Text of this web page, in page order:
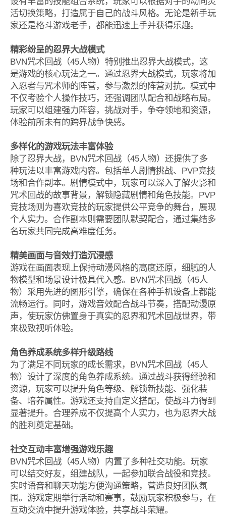
活切换策略，打造属于自己的战斗风格。无论是新手玩
家还是格斗游戏老手，都能迅速上手并获得乐趣。
精彩纷呈的忍界大战模式
BVN咒术回战（45人物）特别推出忍界大战模式，这
是游戏的核心玩法之一。通过忍界大战模式，玩家将加
入忍者与咒术师的阵营，参与激烈的阵营对抗。模式中
不仅考验个人操作技巧，还强调团队配合和战略布局。
玩家可以组建强力阵容，挑战对手，争夺领地和资源，
体验前所未有的跨界战争快感。
多样化的游戏玩法丰富体验
除了忍界大战，BVN咒术回战（45人物）还提供了多
种玩法以丰富游戏内容。包括单人剧情挑战、PVP竞技
场和合作副本。剧情模式中，玩家可以深入了解火影和
咒术回战的故事背景，解锁隐藏剧情和角色技能。PVP
竞技场则为喜欢竞技的玩家提供公平竞争的舞台，展现
个人实力。合作副本则需要团队默契配合，通过集结多
名玩家共同完成高难度任务。
精美画面与音效打造沉浸感
游戏在画面表现上保持动漫风格的高度还原，细腻的人
物模型和场景设计极具代入感。BVN咒术回战（45人
物）采用先进的图形引擎，确保在各种手机设备上都能
流畅运行。同时，游戏音效配合战斗节奏，搭配动漫原
声，使玩家仿佛置身于真实的忍界和咒术回战世界，带
来极致视听体验。
角色养成系统多样升级路线
为了满足不同玩家的成长需求，BVN咒术回战（45人
物）设计了深度的角色养成系统。通过战斗获得经验和
资源，玩家可以提升角色等级、解锁新技能、强化装
备、培养属性。游戏还支持自定义搭配，使战斗力得到
显著提升。合理养成不仅提高个人实力，也为忍界大战
的胜利奠定基础。
社交互动丰富增强游戏乐趣
BVN咒术回战（45人物）内置了多种社交功能。玩家
可以结交好友，组建战队，一起参加联合战役和竞技。
实时语音和聊天功能方便沟通策略，营造良好团队氛
围。游戏定期举行活动和赛事，鼓励玩家积极参与，在
互动交流中提升游戏体验，共享战斗荣耀。